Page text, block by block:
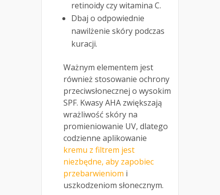
retinoidy czy witamina C.
Dbaj o odpowiednie
nawilżenie skóry podczas
kuracji.
Ważnym elementem jest
również stosowanie ochrony
przeciwsłonecznej o wysokim
SPF. Kwasy AHA zwiększają
wrażliwość skóry na
promieniowanie UV, dlatego
codzienne aplikowanie
kremu z filtrem jest
niezbędne, aby zapobiec
przebarwieniom i
uszkodzeniom słonecznym.